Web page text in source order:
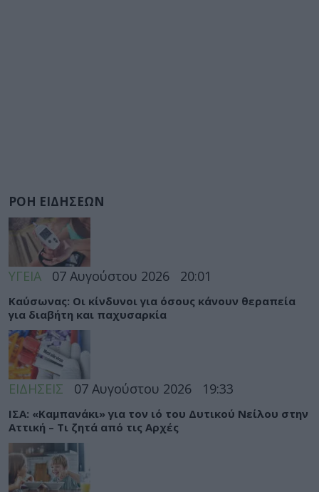
ΡΟΗ ΕΙΔΗΣΕΩΝ
ΥΓΕΙΑ 07 Αυγούστου 2026 20:01
Καύσωνας: Οι κίνδυνοι για όσους κάνουν θεραπεία
για διαβήτη και παχυσαρκία
ΕΙΔΗΣΕΙΣ 07 Αυγούστου 2026 19:33
ΙΣΑ: «Καμπανάκι» για τον ιό του Δυτικού Νείλου στην
Αττική – Τι ζητά από τις Αρχές